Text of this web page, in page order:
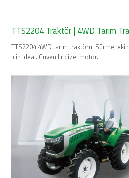
TTS2204 Traktör | 4WD Tarım
TTS2204 4WD tarım traktörü. Sürme,
için ideal. Güvenilir dizel motor.